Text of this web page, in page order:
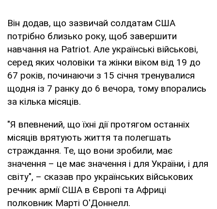
Він додав, що зазвичай солдатам США
потрібно близько року, щоб завершити
навчання на Patriot. Але українські військові,
серед яких чоловіки та жінки віком від 19 до
67 років, починаючи з 15 січня тренувалися
щодня із 7 ранку до 6 вечора, тому впорались
за кілька місяців.
"Я впевнений, що їхні дії протягом останніх
місяців врятують життя та полегшать
страждання. Те, що вони зробили, має
значення – це має значення і для України, і для
світу", – сказав про українських військових
речник армії США в Європі та Африці
полковник Марті О'Доннелл.